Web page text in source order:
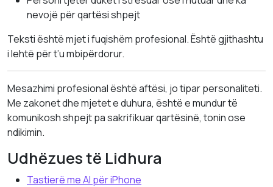
nevojë për qartësi shpejt
Teksti është mjet i fuqishëm profesional. Është gjithashtu
i lehtë për t’u mbipërdorur.
Mesazhimi profesional është aftësi, jo tipar personaliteti.
Me zakonet dhe mjetet e duhura, është e mundur të
komunikosh shpejt pa sakrifikuar qartësinë, tonin ose
ndikimin.
Udhëzues të Lidhura
Tastierë me AI për iPhone